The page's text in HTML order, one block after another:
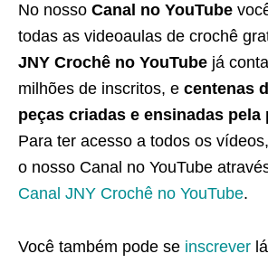
No nosso Canal no YouTube
todas as videoaulas de crochê
JNY Crochê no YouTube já
milhões de inscritos, e centenas
peças criadas e ensinadas pela
Para ter acesso a todos os
o nosso Canal no YouTube
Canal JNY Crochê no YouTube.
Você também pode se inscrever